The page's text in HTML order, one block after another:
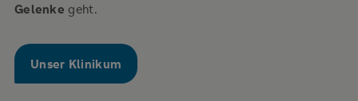
Gelenke geht.
Unser Klinikum